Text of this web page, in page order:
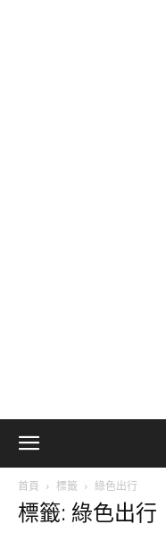
首頁 標籤 綠色出行
標籤: 綠色出行